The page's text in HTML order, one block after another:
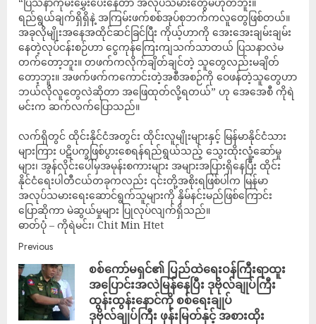
ရည်ရွယ်ချက်ရှိရှိနဲ့ အကြမ်းဖက်စစ်အုပ်စုဘက်ကလူတွေဖြစ်တယ်။
အခုလိုမျိုးအနေအထိုင်ဆင်ခြင်ပြီး ကိုယ့်ဟာကို အေးအေးချမ်းချမ်း
နေတဲ့လုပ်ငန်းစဉ်ဟာ ငွေကုန်ကြေးကျသက်သာတယ် ပြသနာလဲမ
တက်တော့ဘူး။ တဖက်ကလိုက်ချိတ်ချင်တဲ့ သူတွေလည်းမချိတ်
တော့ဘူး။ အဖက်ဖက်ကကောင်းတဲ့အစီအစဉ်ကို ဝေဖန်တဲ့သူတွေဟာ
ဘယ်လိုလူတွေလဲဆိုတာ အဖြေထုတ်လို့ရတယ်” ဟု အေအေစီ ကိုရဲ
မင်းက ဆက်လက်ပြောသည်။
လက်ရှိတွင် ထိုင်းနိုင်ငံအတွင်း ထိုင်းလူမျိုးများနှင့် မြန်မာနိုင်ငံသား
များကြား ပဋိပက္ခဖြစ်ပွားစေရန်ရည်ရွယ်သည့် သွေးထိုးလှုံ့ဆော်မှု
များ၊ အွန်လိုင်းပေါ်မှအမုန်းစကားများ အများအပြားရှိနေပြီး ထိုင်း
နိုင်ငံရေးပါတီငယ်တခုကလည်း ၎င်းတို့အစိုးရဖြစ်ပါက မြန်မာ
အလုပ်သမားရေးဆောင်ရွက်သူများကို နှိမ်နင်းမည်ဖြစ်ကြောင်း
ပြောဆိုကာ မဲဆွယ်မှုများ ပြုလုပ်လျက်ရှိသည်။
ဓာတ်ပုံ – ကိုရဲမင်း၊ Chit Min Htet
Previous
စစ်ကော်မရှင်၏ ပြည်ထဲရေးဝန်ကြီးရာထူး
အပြောင်းအလဲမြန်နေပြီး ဒုဗိုလ်ချုပ်ကြီး
ထွန်းထွန်းနောင်ကို စစ်ရေးချုပ်
ဒုဗိုလ်ချုပ်ကြီး ဖုန်းမြတ်နှင့် အစားထိုး